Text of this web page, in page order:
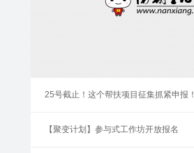
25号截止！这个帮扶项目征集抓紧申报！
【聚变计划】参与式工作坊开放报名